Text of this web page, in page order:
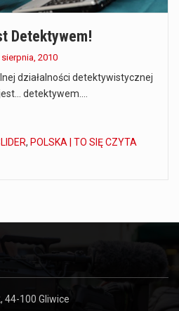
Detektywem!
sierpnia, 2010
działalności detektywistycznej
detektywem.…
, POLSKA | TO SIĘ CZYTA
100 Gliwice